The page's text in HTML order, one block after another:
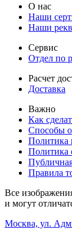
О нас
Наши
Наши
Сервис
Отдел по
Расчет
Доставка
Важно
Как
Способы
Политика
Политика
Правила
Все
и могут
Москва, ул.